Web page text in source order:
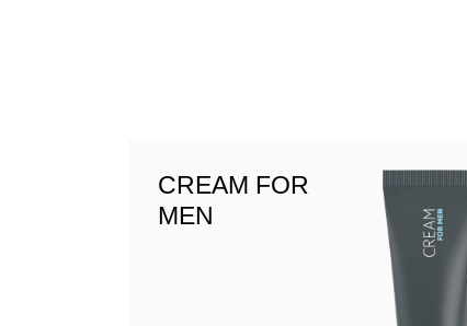
CREAM FOR
MEN